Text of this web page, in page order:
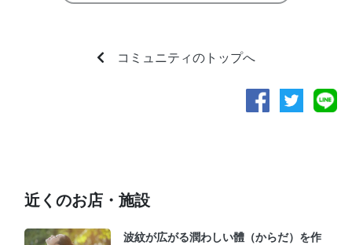
コミュニティのトップへ
近くのお店・施設
波紋が広がる潤わしい體（からだ）を作